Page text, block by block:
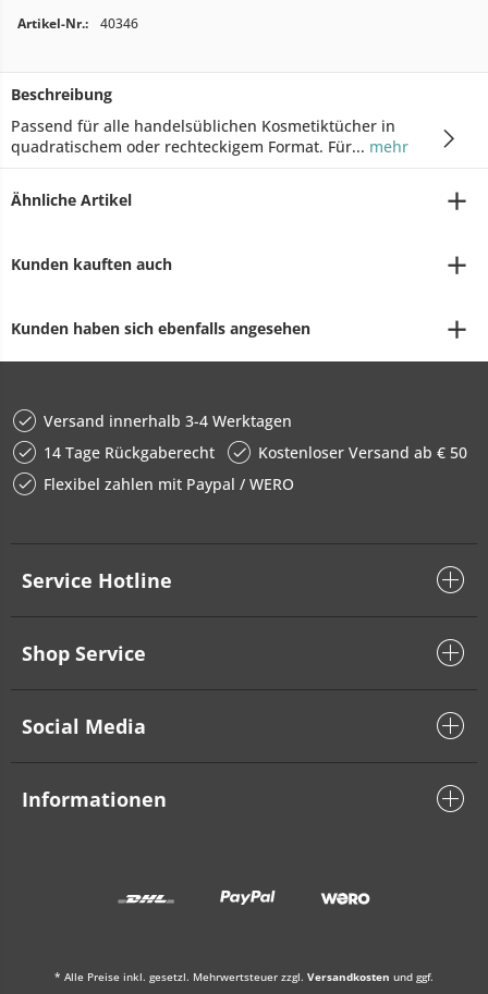
Artikel-Nr.:
40346
Beschreibung
Passend für alle handelsüblichen Kosmetiktücher in
quadratischem oder rechteckigem Format. Für... mehr
Ähnliche Artikel
Kunden kauften auch
Kunden haben sich ebenfalls angesehen
Versand innerhalb 3-4 Werktagen
14 Tage Rückgaberecht
Kostenloser Versand ab € 50
Flexibel zahlen mit Paypal / WERO
Service Hotline
Shop Service
Social Media
Informationen
* Alle Preise inkl. gesetzl. Mehrwertsteuer zzgl. Versandkosten und ggf.